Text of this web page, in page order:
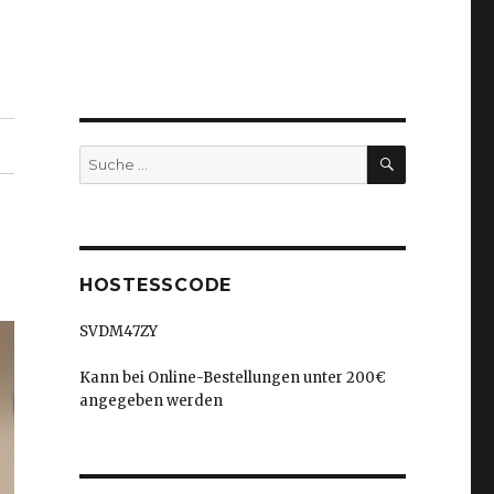
Suche
nach:
SUCHEN
HOSTESSCODE
SVDM47ZY
Kann bei Online-Bestellungen unter 200€
angegeben werden